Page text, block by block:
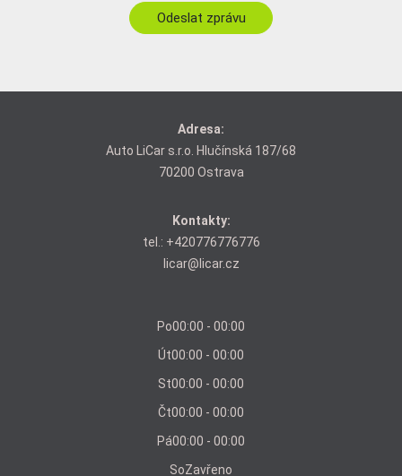
Adresa:
Auto LiCar s.r.o. Hlučínská 187/68
70200 Ostrava
Kontakty:
tel.: +420776776776
licar@licar.cz
Po00:00 - 00:00
Út00:00 - 00:00
St00:00 - 00:00
Čt00:00 - 00:00
Pá00:00 - 00:00
SoZavřeno